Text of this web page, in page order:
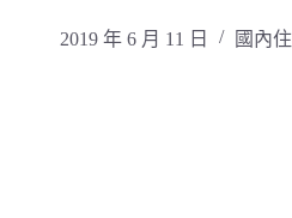
2019 年 6 月 11 日 國內